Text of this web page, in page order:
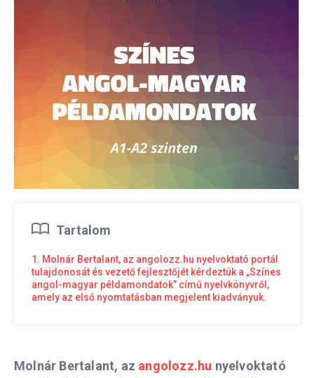
Tartalom
1. Molnár Bertalant, az angolozz.hu nyelvoktató portál
tulajdonosát és vezető fejlesztőjét kérdeztük a „Színes
angol-magyar példamondatok” című nyelvkönyvről,
amely az első nyomtatásban megjelent kiadványuk.
Molnár Bertalant, az angolozz.hu nyelvoktató